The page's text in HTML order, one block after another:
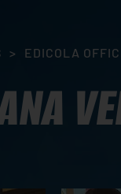
> EDICOLA